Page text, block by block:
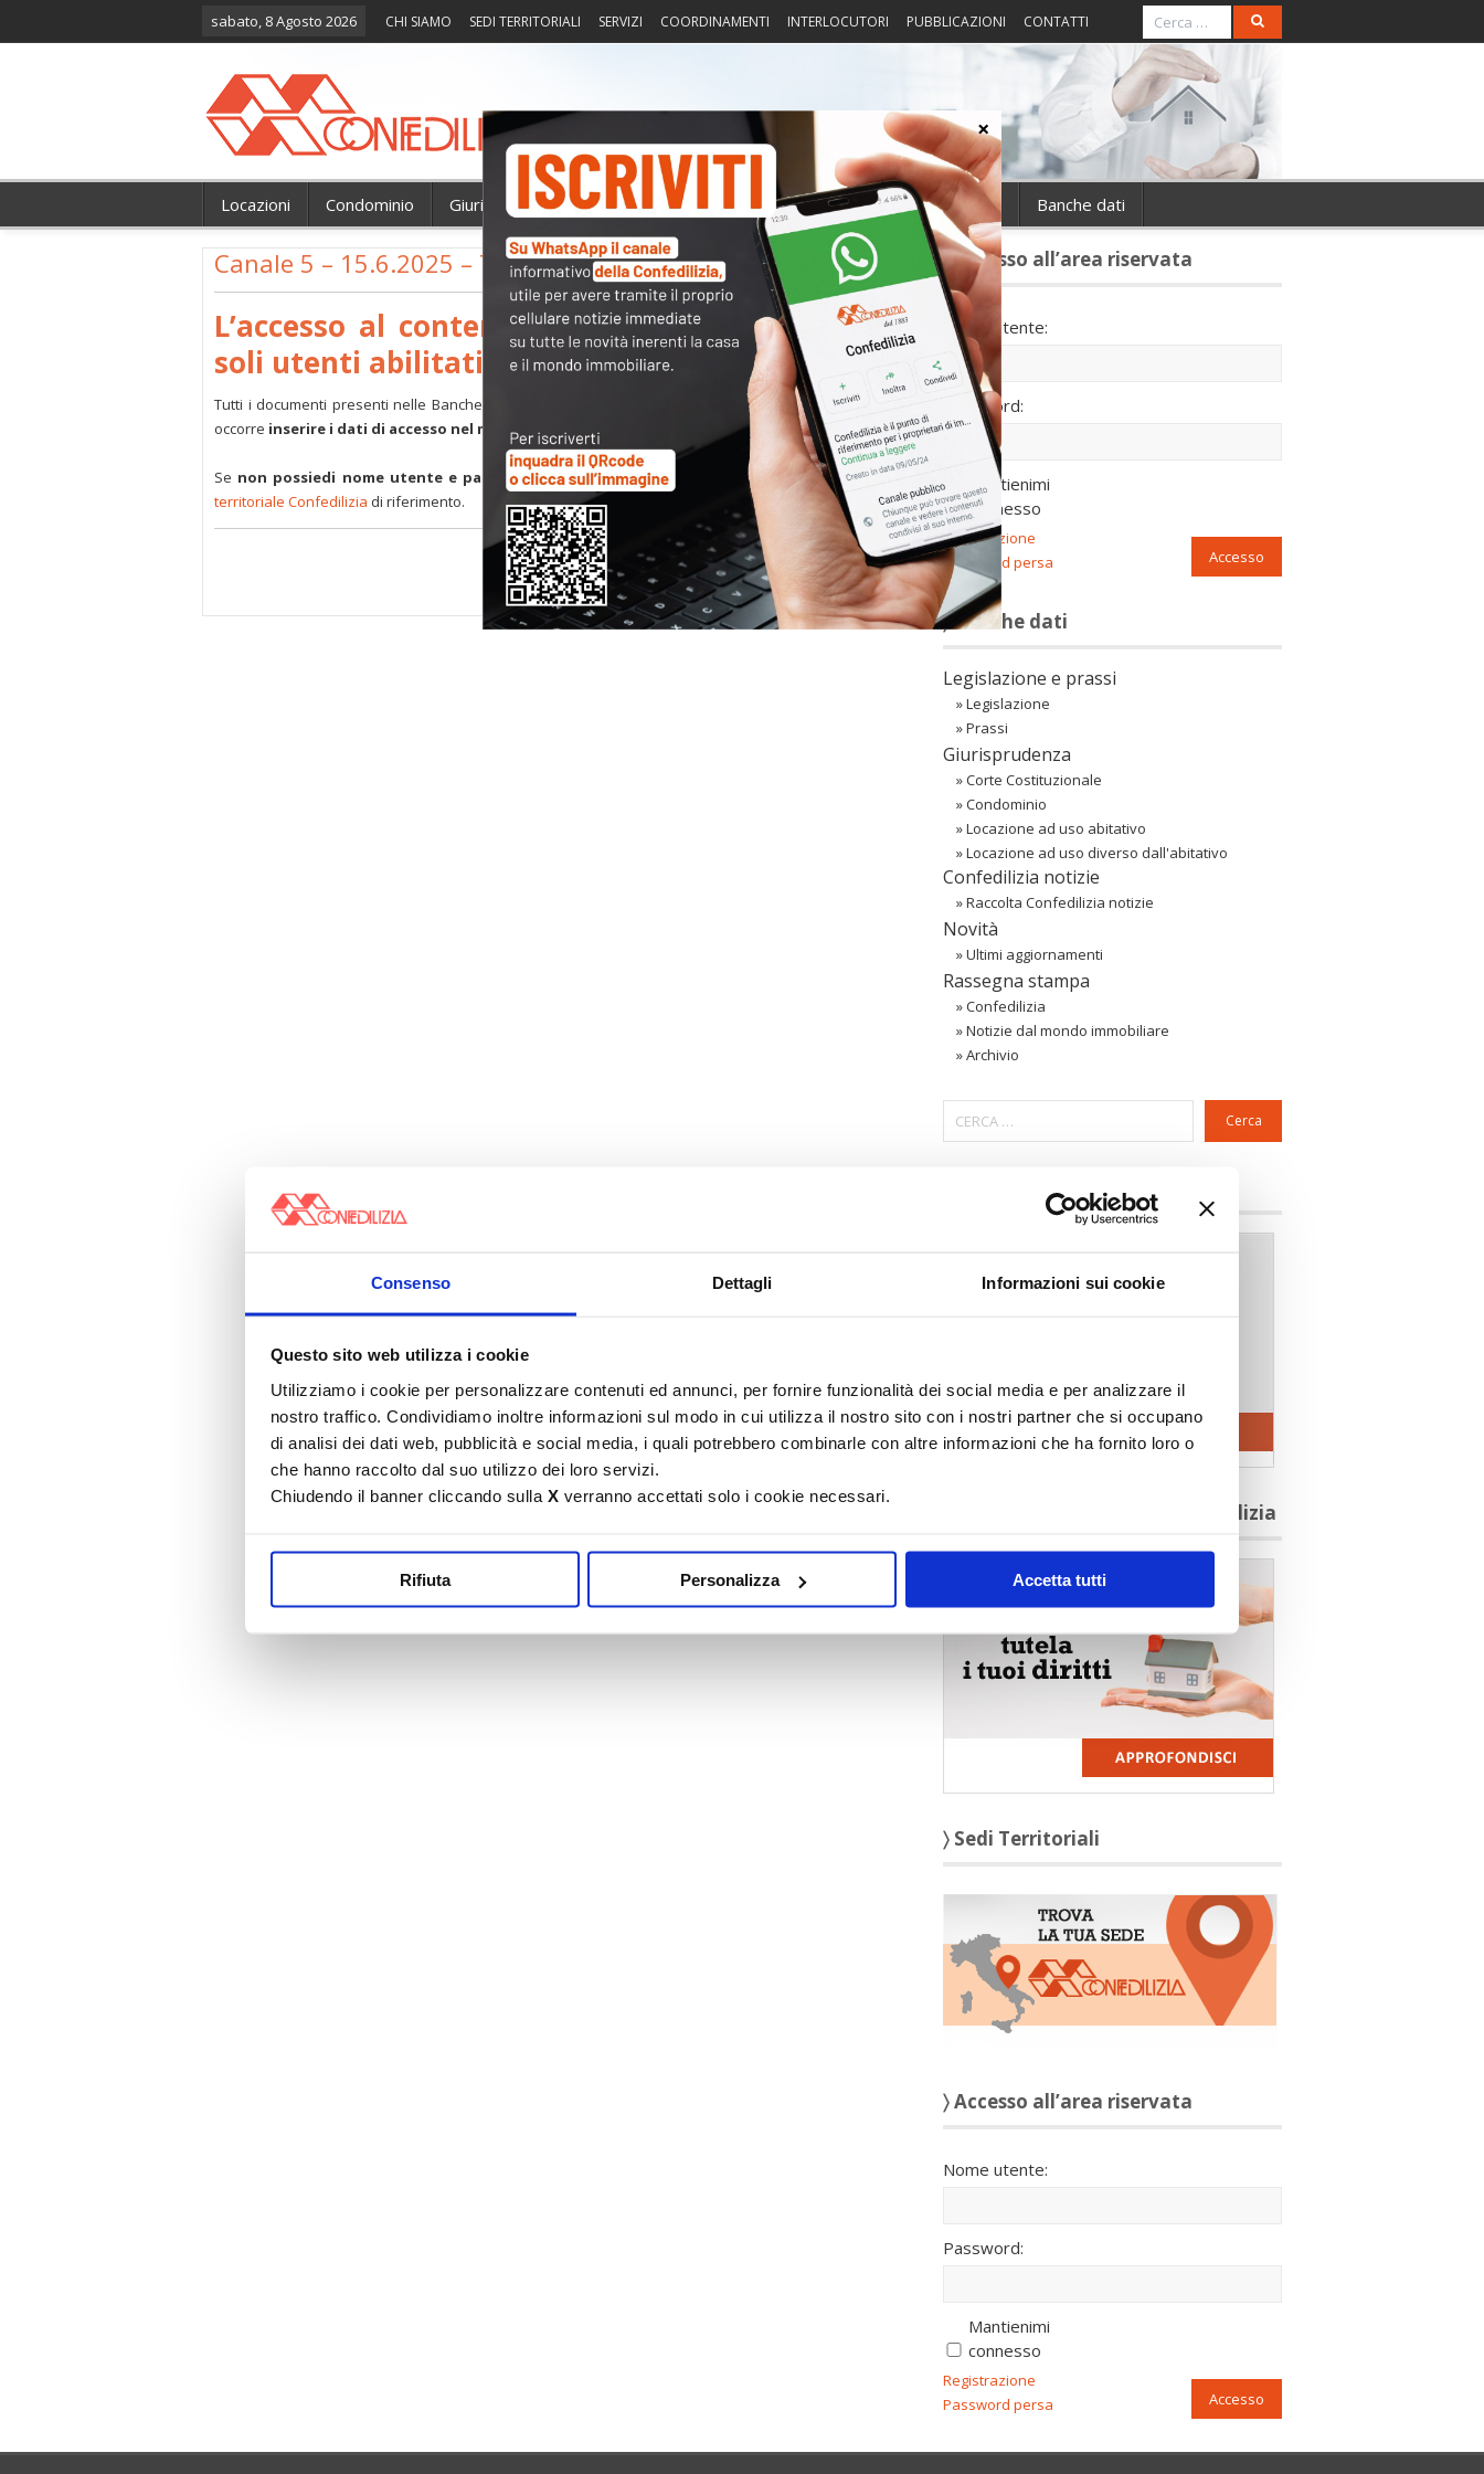
Consenso Dettagli Informazioni sui cookie
Questo sito web utilizza i cookie
Utilizziamo i cookie per personalizzare contenuti ed annunci, per fornire funzionalità dei social media e per analizzare il
nostro traffico. Condividiamo inoltre informazioni sul modo in cui utilizza il nostro sito con i nostri partner che si occupano
di analisi dei dati web, pubblicità e social media, i quali potrebbero combinarle con altre informazioni che ha fornito loro o
che hanno raccolto dal suo utilizzo dei loro servizi.
Chiudendo il banner cliccando sulla X verranno accettati solo i cookie necessari.
Rifiuta Personalizza Accetta tutti
sabato, 8 Agosto 2026 CHI SIAMO SEDI TERRITORIALI SERVIZI COORDINAMENTI INTERLOCUTORI PUBBLICAZIONI CONTATTI
Locazioni Condominio Giurisprudenza Fisco Portierato Intorno alla casa Notizie Banche dati
Canale 5 – 15.6.2025 – TG5 – 13
L’accesso al contenuto completo è riservato ai
soli utenti abilitati.
Tutti i documenti presenti nelle Banche dati sono
ma per poterli consultare
occorre inserire i dati di accesso nel modulo a destra della pagina
Se non possiedi nome utente e passwordoppure li haismarriti richiedili alla tuaAssociazione
territoriale Confedilizia di riferimento.
〉 Accesso all’area riservata
Nome utente:
Password:
Mantienimi
connesso
Accesso
Registrazione
Password persa
〉 Banche dati
Legislazione e prassi
»Legislazione
»Prassi
Giurisprudenza
»Corte Costituzionale
»Condominio
»Locazione ad uso abitativo
»Locazione ad uso diverso dall'abitativo
Confedilizia notizie
»Raccolta Confedilizia notizie
Novità
»Ultimi aggiornamenti
Rassegna stampa
»Confedilizia
»Notizie dal mondo immobiliare
»Archivio
Cerca
〉 Area riservata Associazioni
〉 5 ragioni per aderire a Confedilizia
〉 Sedi Territoriali
〉 Accesso all’area riservata
Nome utente:
Password:
Mantienimi
connesso
Accesso
Registrazione
Password persa